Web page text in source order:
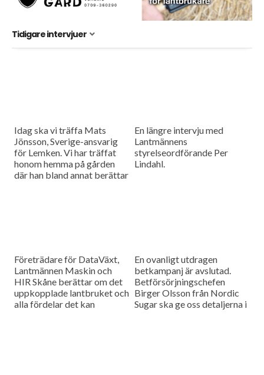
Tidigare intervjuer
Idag ska vi träffa Mats
Jönsson, Sverige-ansvarig
för Lemken. Vi har träffat
honom hemma på gården
där han bland annat berättar
En längre intervju med
Lantmännens
styrelseordförande Per
Lindahl.
Företrädare för DataVäxt,
Lantmännen Maskin och
HIR Skåne berättar om det
uppkopplade lantbruket och
alla fördelar det kan
En ovanligt utdragen
betkampanj är avslutad.
Betförsörjningschefen
Birger Olsson från Nordic
Sugar ska ge oss detaljerna i